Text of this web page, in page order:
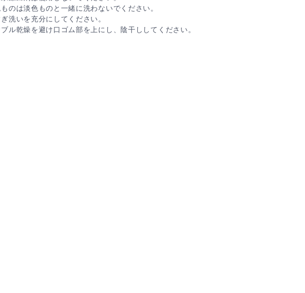
のは淡色ものと一緒に洗わないでください。
洗いを充分にしてください。
ル乾燥を避け口ゴム部を上にし、陰干ししてください。